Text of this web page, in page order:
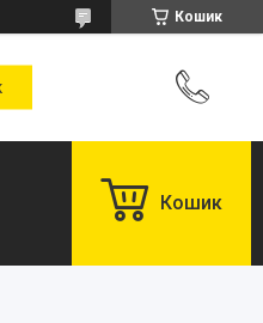
Кошик
Кошик